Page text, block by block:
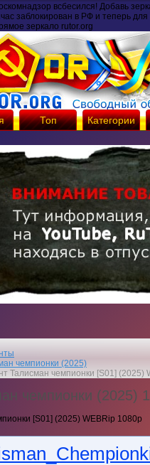
всбесился! Добавь
заблокирован в РФ и теперь для
зеркало rutor.org
Топ Категории
чемпионки (2025)
Талисман чемпионки [S01] (2025)
чемпионки (2025)
[S01] (2025) WEBRip 1080p